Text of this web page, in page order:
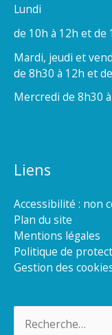
Lundi
de 10h à 12h et de
Mardi, jeudi et
de 8h30 à 12h et
Mercredi de 8h30
Liens
Accessibilité : non
Plan du site
Mentions légales
Politique de
Gestion des